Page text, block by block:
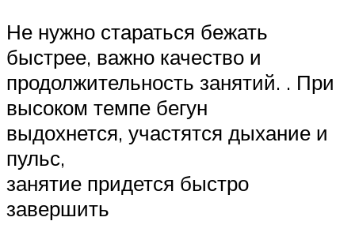
Не нужно стараться бежать
быстрее, важно качество и
продолжительность занятий. . При
высоком темпе бегун
выдохнется, участятся дыхание и
пульс,
занятие придется быстро
завершить